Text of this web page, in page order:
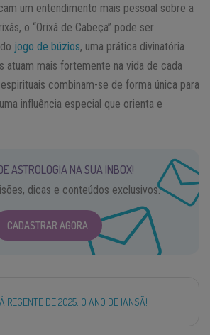
um entendimento mais pessoal sobre a
o “Orixá de Cabeça” pode ser
jogo de búzios, uma prática divinatória
atuam mais fortemente na vida de cada
combinam-se de forma única para
influência especial que orienta e
ASTROLOGIA NA SUA INBOX!
dicas e conteúdos exclusivos.
CADASTRAR AGORA
REGENTE DE 2025: O ANO DE IANSÃ!